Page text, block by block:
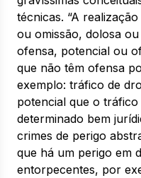
técnicas. “A
ou omissão, dolosa
ofensa, potencial ou
que não têm ofensa
exemplo: tráfico de
potencial que o
determinado bem
crimes de perigo
que há um perigo em
entorpecentes, por